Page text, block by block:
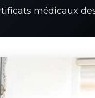
médicaux